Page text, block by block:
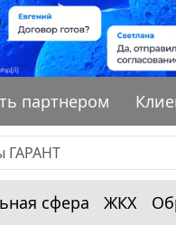
партнером
сфера ЖКХ